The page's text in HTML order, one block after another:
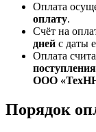
Оплата
оплату.
Счёт на
дней с даты
Оплата
ООО
Порядок